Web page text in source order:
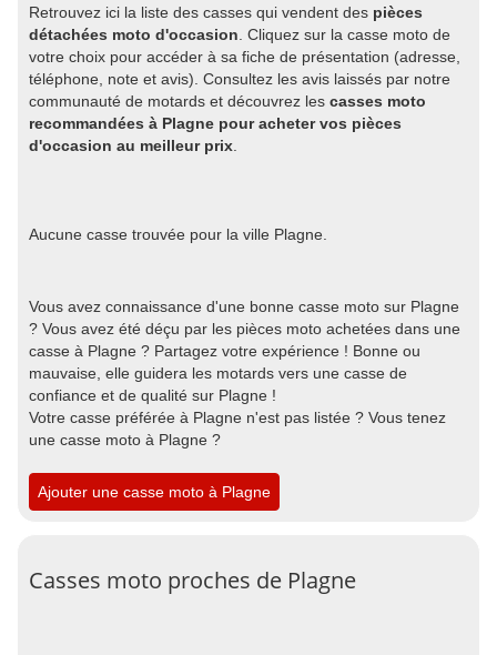
Retrouvez ici la liste des casses qui vendent des pièces
détachées moto d'occasion . Cliquez sur la casse moto de
votre choix pour accéder à sa fiche de présentation (adresse,
téléphone, note et avis). Consultez les avis laissés par notre
communauté de motards et découvrez les casses moto
recommandées à Plagne pour acheter vos pièces
d'occasion au meilleur prix
Aucune casse trouvée pour la ville Plagne.
Vous avez connaissance d'une bonne casse moto sur Plagne
? Vous avez été déçu par les pièces moto achetées dans une
casse à Plagne ? Partagez votre expérience ! Bonne ou
mauvaise, elle guidera les motards vers une casse de
confiance et de qualité sur Plagne !
Votre casse préférée à Plagne n'est pas listée ? Vous tenez
une casse moto à Plagne ?
Ajouter une casse moto à Plagne
Casses moto proches de Plagne